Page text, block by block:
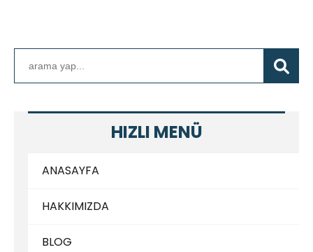
HIZLI MENÜ
ANASAYFA
HAKKIMIZDA
BLOG